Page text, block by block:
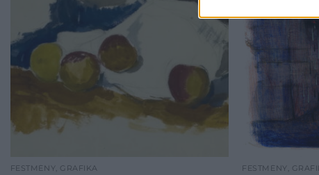
FESTMÉNY, GRAFIKA FESTMÉNY,